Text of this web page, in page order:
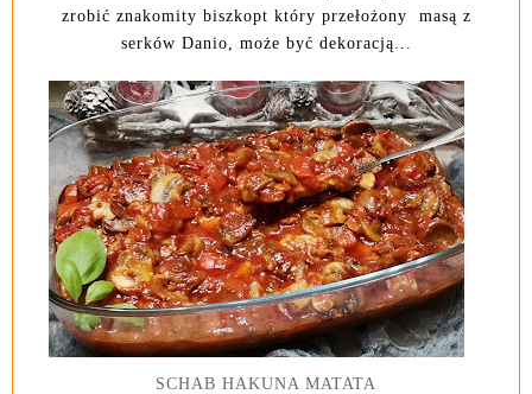
zrobić znakomity biszkopt który przełożony masą z
serków Danio, może być dekoracją...
SCHAB HAKUNA MATATA